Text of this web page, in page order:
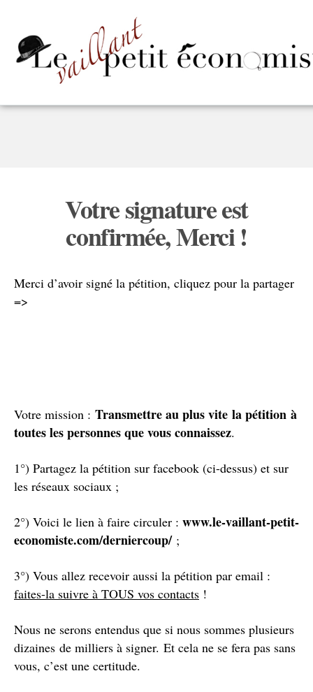
Votre signature est
confirmée, Merci !
Merci d’avoir signé la pétition, cliquez pour la partager
=>
Votre mission : Transmettre au plus vite la pétition à
toutes les personnes que vous connaissez.
1°) Partagez la pétition sur facebook (ci-dessus) et sur
les réseaux sociaux ;
2°) Voici le lien à faire circuler : www.le-vaillant-petit-
economiste.com/derniercoup/ ;
3°) Vous allez recevoir aussi la pétition par email :
faites-la suivre à TOUS vos contacts !
Nous ne serons entendus que si nous sommes plusieurs
dizaines de milliers à signer. Et cela ne se fera pas sans
vous, c’est une certitude.